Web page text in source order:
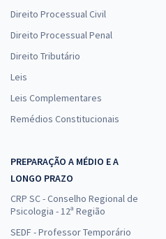
Direito Processual Civil
Direito Processual Penal
Direito Tributário
Leis
Leis Complementares
Remédios Constitucionais
PREPARAÇÃO A MÉDIO E A
LONGO PRAZO
CRP SC - Conselho Regional de
Psicologia - 12ª Região
SEDF - Professor Temporário